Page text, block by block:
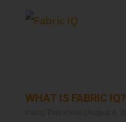
WHAT IS FABRIC IQ?